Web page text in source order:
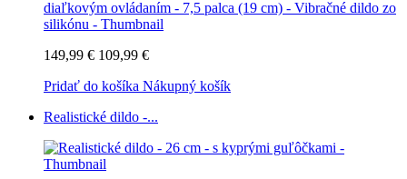
149,99 € 109,99 €
Pridať do košíka Nákupný košík
Realistické dildo -...